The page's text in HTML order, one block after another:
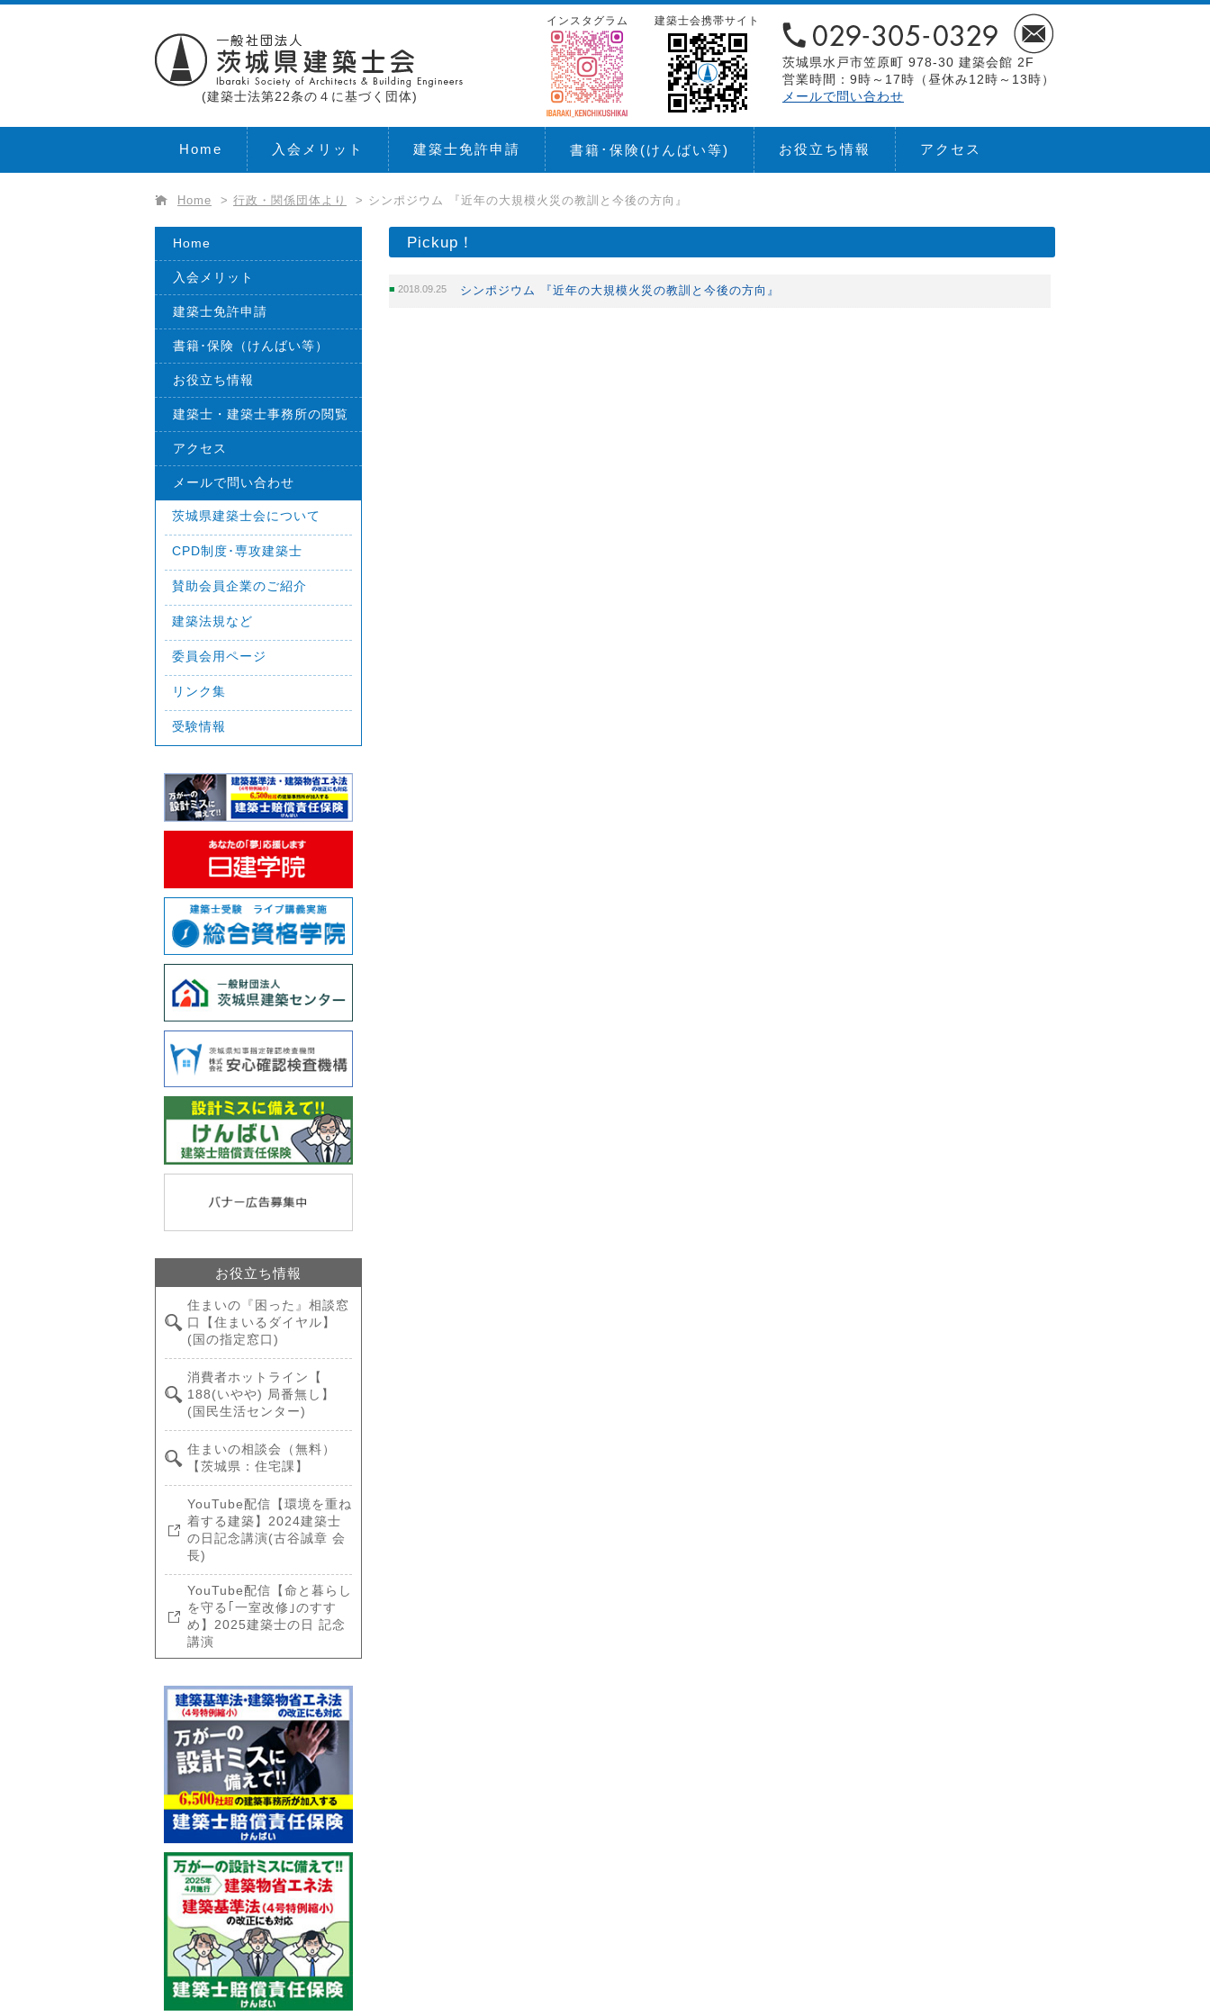
(建築士法第22条の４に基づく団体)
茨城県水戸市笠原町 978-30 建築会館 2F
営業時間：9時～17時（昼休み12時～13時）
メールで問い合わせ
建築士会携帯サイト
インスタグラム
Home 入会メリット 建築士免許申請 書籍･保険(けんばい等) お役立ち情報 アクセス
Home > 行政・関係団体より > シンポジウム 『近年の大規模火災の教訓と今後の方向』
Pickup！
2018.09.25 シンポジウム 『近年の大規模火災の教訓と今後の方向』
Home
入会メリット
建築士免許申請
書籍･保険（けんばい等）
お役立ち情報
建築士・建築士事務所の閲覧
アクセス
メールで問い合わせ
茨城県建築士会について
CPD制度･専攻建築士
賛助会員企業のご紹介
建築法規など
委員会用ページ
リンク集
受験情報
お役立ち情報
住まいの『困った』相談窓
口【住まいるダイヤル】
(国の指定窓口)
消費者ホットライン【
188(いやや) 局番無し】
(国民生活センター)
住まいの相談会（無料）
【茨城県：住宅課】
YouTube配信【環境を重ね
着する建築】2024建築士
の日記念講演(古谷誠章 会
長)
YouTube配信【命と暮らし
を守る｢一室改修｣のすす
め】2025建築士の日 記念
講演